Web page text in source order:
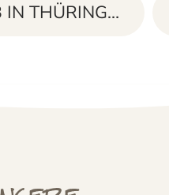
BABYURLAUB IN THÜRINGEN